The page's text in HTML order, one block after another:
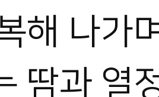
해 나가
땀과 열